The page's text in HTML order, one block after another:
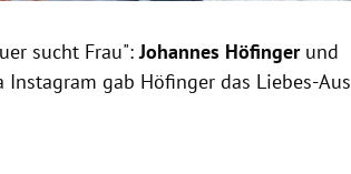
sucht Frau":Johannes Höfingerund
Instagram gab Höfinger das Liebes-Aus